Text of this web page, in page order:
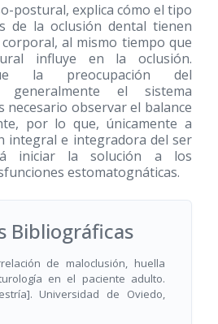
postural, explica cómo el tipo
de la oclusión dental tienen
al mismo tiempo que
influye en la oclusión.
la preocupación del
generalmente el sistema
necesario observar el balance
por lo que, únicamente a
integral e integradora del ser
iniciar la solución a los
estomatognáticas.
Bibliográficas
de maloclusión, huella
en el paciente adulto.
Universidad de Oviedo,